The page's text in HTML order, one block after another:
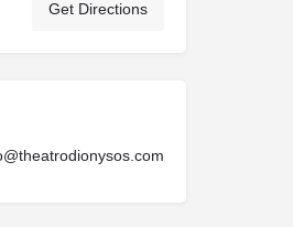
Get Directions